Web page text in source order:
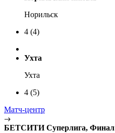
Норильск
4 (4)
Ухта
Ухта
4 (5)
Матч-центр
БЕТСИТИ Суперлига, Финал